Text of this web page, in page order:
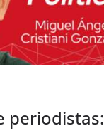
periodistas: